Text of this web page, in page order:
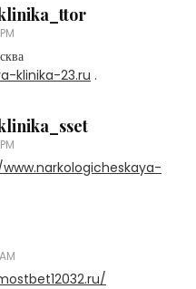
klinika-23.ru .